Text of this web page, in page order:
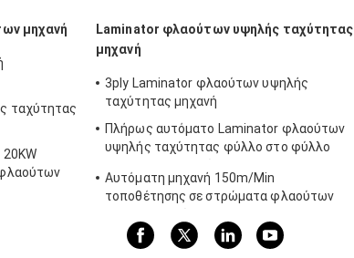
μηχανή
ταχύτητας
Laminator φλαούτων υψηλής ταχύτητας
μηχανή
3ply Laminator φλαούτων υψηλής
ταχύτητας μηχανή
Πλήρως αυτόματο Laminator φλαούτων
υψηλής ταχύτητας φύλλο στο φύλλο
Αυτόματη μηχανή 150m/Min
τοποθέτησης σε στρώματα φλαούτων